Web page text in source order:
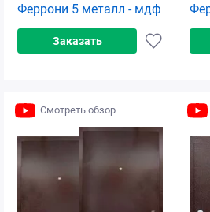
Феррони 5 металл - мдф
Заказать
Смотреть обзор